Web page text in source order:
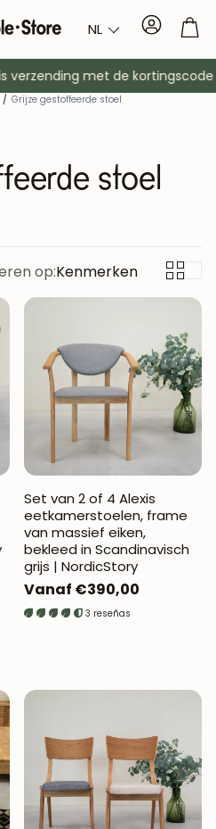
NL Account
met de kortingscode
/ Grijze gestoffeerde stoel
stoel
op:Kenmerken
Set van 2 of 4 Alexis
eetkamerstoelen, frame
van massief eiken,
bekleed in Scandinavisch
grijs | NordicStory
Normale
prijs
Vanaf €390,00
3 reseñas